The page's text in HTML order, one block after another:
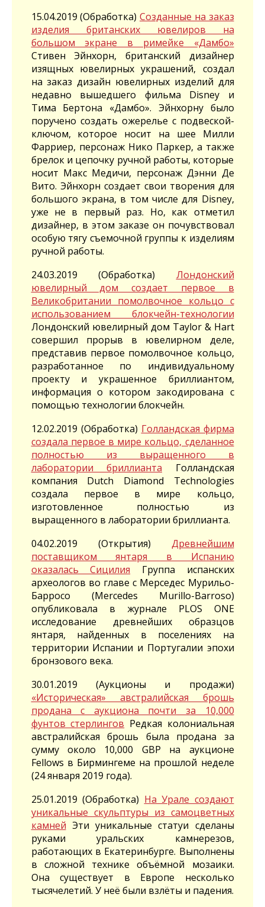
15.04.2019 (Обработка) Созданные на заказ
изделия британских ювелиров на
большом экране в римейке «Дамбо»
Стивен Эйнхорн, британский дизайнер
изящных ювелирных украшений, создал
на заказ дизайн ювелирных изделий для
недавно вышедшего фильма Disney и
Тима Бертона «Дамбо». Эйнхорну было
поручено создать ожерелье с подвеской-
ключом, которое носит на шее Милли
Фарриер, персонаж Нико Паркер, а также
брелок и цепочку ручной работы, которые
носит Макс Медичи, персонаж Дэнни Де
Вито. Эйнхорн создает свои творения для
большого экрана, в том числе для Disney,
уже не в первый раз. Но, как отметил
дизайнер, в этом заказе он почувствовал
особую тягу съемочной группы к изделиям
ручной работы.
24.03.2019 (Обработка) Лондонский
ювелирный дом создает первое в
Великобритании помолвочное кольцо с
использованием блокчейн-технологии
Лондонский ювелирный дом Taylor & Hart
совершил прорыв в ювелирном деле,
представив первое помолвочное кольцо,
разработанное по индивидуальному
проекту и украшенное бриллиантом,
информация о котором закодирована с
помощью технологии блокчейн.
12.02.2019 (Обработка) Голландская фирма
создала первое в мире кольцо, сделанное
полностью из выращенного в
лаборатории бриллианта Голландская
компания Dutch Diamond Technologies
создала первое в мире кольцо,
изготовленное полностью из
выращенного в лаборатории бриллианта.
04.02.2019 (Открытия) Древнейшим
поставщиком янтаря в Испанию
оказалась Сицилия Группа испанских
археологов во главе с Мерседес Мурильо-
Барросо (Mercedes Murillo-Barroso)
опубликовала в журнале PLOS ONE
исследование древнейших образцов
янтаря, найденных в поселениях на
территории Испании и Португалии эпохи
бронзового века.
30.01.2019 (Аукционы и продажи)
«Историческая» австралийская брошь
продана с аукциона почти за 10,000
фунтов стерлингов Редкая колониальная
австралийская брошь была продана за
сумму около 10,000 GBP на аукционе
Fellows в Бирмингеме на прошлой неделе
(24 января 2019 года).
25.01.2019 (Обработка) На Урале создают
уникальные скульптуры из самоцветных
камней Эти уникальные статуи сделаны
руками уральских камнерезов,
работающих в Екатеринбурге. Выполнены
в сложной технике объёмной мозаики.
Она существует в Европе несколько
тысячелетий. У неё были взлёты и падения.